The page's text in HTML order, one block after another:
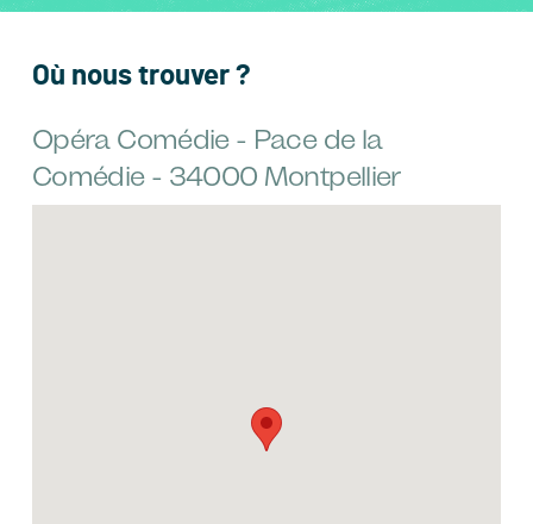
Où nous trouver ?
Opéra Comédie - Pace de la
Comédie - 34000 Montpellier